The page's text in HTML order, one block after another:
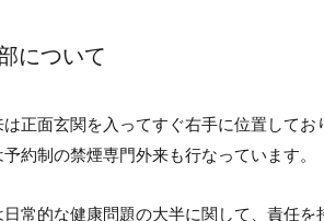
について
正面玄関を入ってすぐ右手に位置して
約制の禁煙専門外来も行なっています。
常的な健康問題の大半に関して、責任